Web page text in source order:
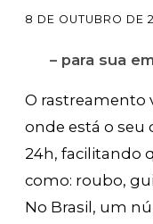
8 DE OUTUBRO DE
– para sua
O rastreamento
onde está o seu
24h, facilitando
como: roubo,
No Brasil, um